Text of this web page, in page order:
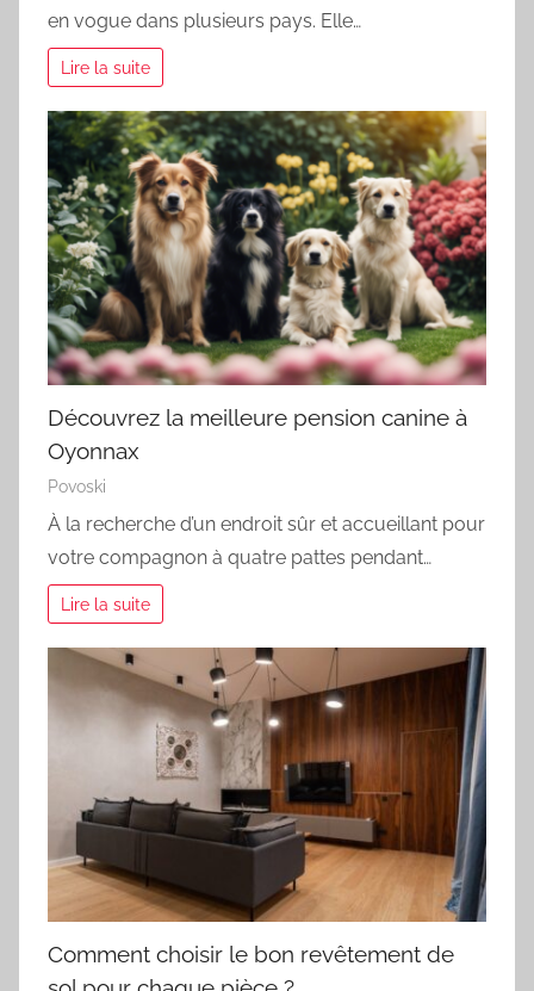
en vogue dans plusieurs pays. Elle…
Lire la suite
Découvrez la meilleure pension canine à
Oyonnax
Povoski
À la recherche d’un endroit sûr et accueillant pour
votre compagnon à quatre pattes pendant…
Lire la suite
Comment choisir le bon revêtement de